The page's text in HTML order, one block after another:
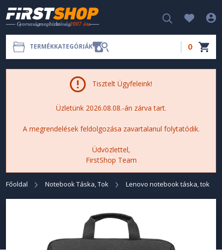
TERMÉKKATEGÓRIÁK 0
Tisztelt Ügyfeleink!
Üzletünk 2026.08.08.-án zárva tart.
A megrendelések feldolgozása zavartalanul folytatódik.
Üdvözlettel,
FirstShop Team
Főoldal Notebook Táska, Tok Lenovo notebook táska, tok